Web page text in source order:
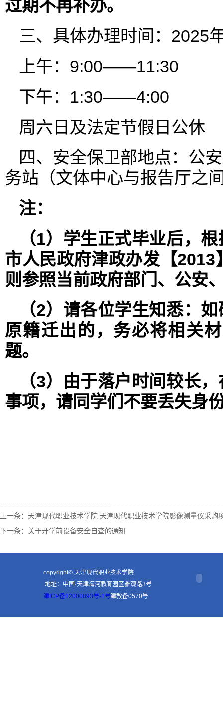
过期不再补办。
三、具体办理时间：2025
上午：9:00——11:30
下午：1:30——4:00
周六日及法定节假日公休
四、安全保卫部地点：公
务站（文体中心与报告厅之
注：
（1）学生正式毕业后，
市人民政府津政办发【
则参照当前政府部门、公安
（2） 请各位学生知悉：
原籍迁出的，务必将相关
题。
（3） 由于落户时间较长
事项，请同学们不要丢失身
上一条： 天津现代职业技术学院 天津现代职业技术学院影像测量仪采
下一条： 关于开学前设备安全自查的通知
copyright© 天津现代职业技术学院
地址：中国·天津海河教育园区雅观路3号
津ICP备12000893号-1号津教备0570号